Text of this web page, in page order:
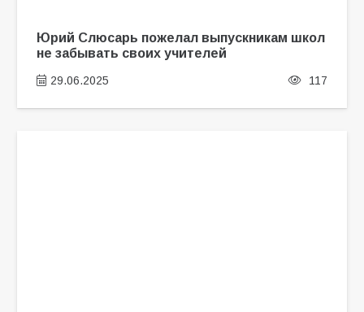
Юрий Слюсарь пожелал выпускникам школ
не забывать своих учителей
29.06.2025 117